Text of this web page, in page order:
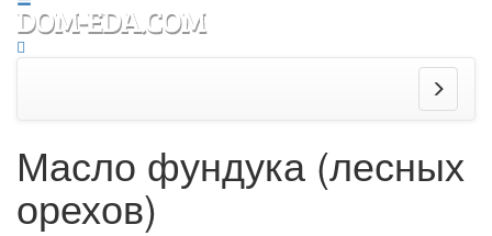
Масло фундука (лесных
орехов)